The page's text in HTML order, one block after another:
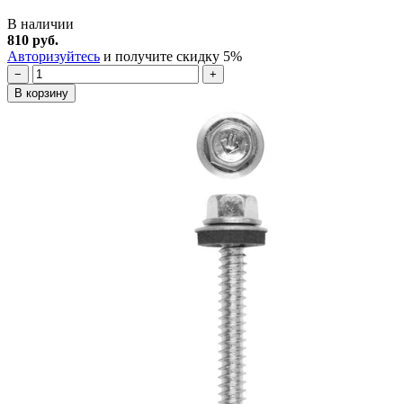
В наличии
810 руб.
Авторизуйтесь и получите скидку 5%
−
+
В корзину